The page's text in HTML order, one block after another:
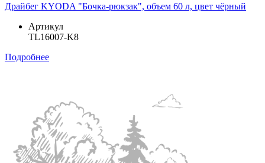
Драйбег KYODA "Бочка-рюкзак", объем 60 л, цвет чёрный
Артикул
TL16007-K8
Подробнее